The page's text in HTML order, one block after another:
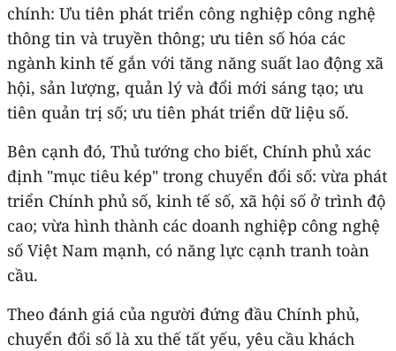
chính: Ưu tiên phát triển công nghiệp công nghệ
thông tin và truyền thông; ưu tiên số hóa các
ngành kinh tế gắn với tăng năng suất lao động xã
hội, sản lượng, quản lý và đổi mới sáng tạo; ưu
tiên quản trị số; ưu tiên phát triển dữ liệu số.
Bên cạnh đó, Thủ tướng cho biết, Chính phủ xác
định "mục tiêu kép" trong chuyển đổi số: vừa phát
triển Chính phủ số, kinh tế số, xã hội số ở trình độ
cao; vừa hình thành các doanh nghiệp công nghệ
số Việt Nam mạnh, có năng lực cạnh tranh toàn
cầu.
Theo đánh giá của người đứng đầu Chính phủ,
chuyển đổi số là xu thế tất yếu, yêu cầu khách